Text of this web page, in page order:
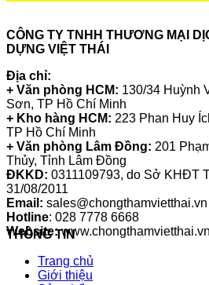
CÔNG TY TNHH THƯƠNG MẠI
DỰNG VIỆT THÁI
Địa chỉ:
+ Văn phòng HCM: 130/34 Huỳnh
Sơn, TP Hồ Chí Minh
+ Kho hàng HCM: 223 Phan Huy
TP Hồ Chí Minh
+ Văn phòng Lâm Đồng: 201
Thủy, Tỉnh Lâm Đồng
ĐKKD: 0311109793, do Sở KHĐT
31/08/2011
Email: sales@chongthamvietthai.vn
Hotline: 028 7778 6668
Website:www.chongthamvietthai.vn
THÔNG TIN
Trang chủ
Giới thiệu